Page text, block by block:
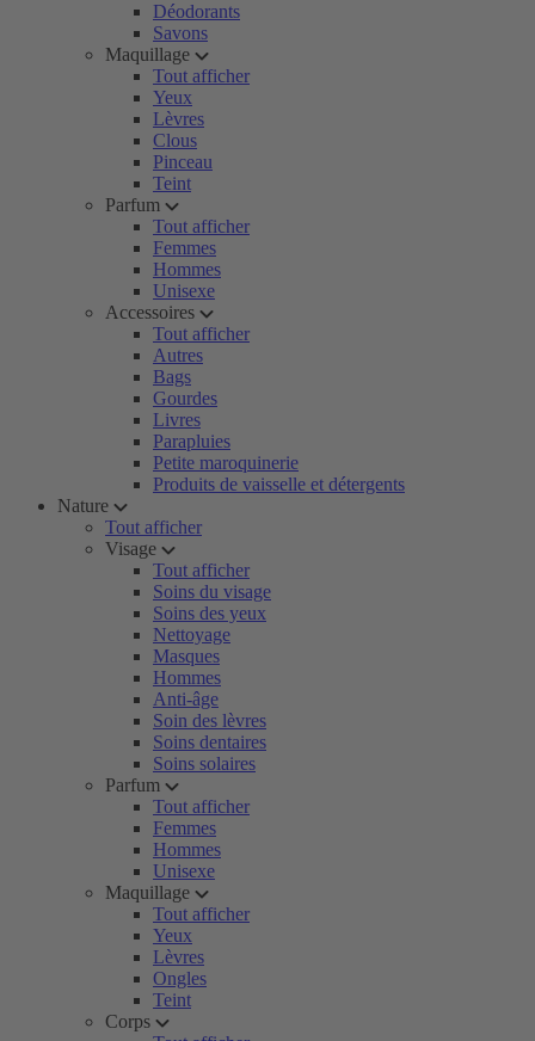
Déodorants
Savons
Maquillage
Tout afficher
Yeux
Lèvres
Clous
Pinceau
Teint
Parfum
Tout afficher
Femmes
Hommes
Unisexe
Accessoires
Tout afficher
Autres
Bags
Gourdes
Livres
Parapluies
Petite maroquinerie
Produits de vaisselle et détergents
Nature
Tout afficher
Visage
Tout afficher
Soins du visage
Soins des yeux
Nettoyage
Masques
Hommes
Anti-âge
Soin des lèvres
Soins dentaires
Soins solaires
Parfum
Tout afficher
Femmes
Hommes
Unisexe
Maquillage
Tout afficher
Yeux
Lèvres
Ongles
Teint
Corps